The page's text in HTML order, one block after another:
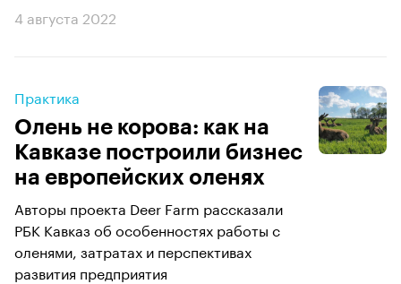
4 августа 2022
Практика
Олень не корова: как на
Кавказе построили бизнес
на европейских оленях
Авторы проекта Deer Farm рассказали
РБК Кавказ об особенностях работы с
оленями, затратах и перспективах
развития предприятия